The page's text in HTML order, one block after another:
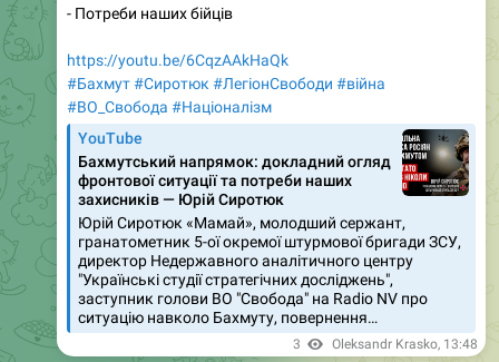
- Потреби наших бійців
https://youtu.be/6CqzAAkHaQk
#Бахмут#Сиротюк #ЛегіонСвободи #війна
#ВО_Cвобода #Націоналізм
YouTube
Бахмутський напрямок: докладний огляд
фронтової ситуації та потреби наших
захисників — Юрій Сиротюк
Юрій Сиротюк «Мамай», молодший сержант,
гранатометник 5-ої окремої штурмової бригади ЗСУ,
директор Недержавного аналітичного центру
"Українські студії стратегічних досліджень",
заступник голови ВО "Свобода" на Radio NV про
ситуацію навколо Бахмуту, повернення…
3 Oleksandr Krasko, 13:48